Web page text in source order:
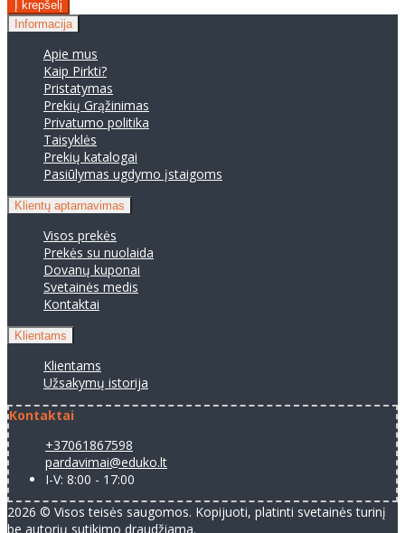
Informacija
Apie mus
Kaip Pirkti?
Pristatymas
Prekių Grąžinimas
Privatumo politika
Taisyklės
Prekių katalogai
Pasiūlymas ugdymo įstaigoms
Klientų aptarnavimas
Visos prekės
Prekės su nuolaida
Dovanų kuponai
Svetainės medis
Kontaktai
Klientams
Klientams
Užsakymų istorija
Kontaktai
+37061867598
pardavimai@eduko.lt
I-V: 8:00 - 17:00
2026 © Visos teisės saugomos. Kopijuoti, platinti svetainės turinį
be autorių sutikimo draudžiama.